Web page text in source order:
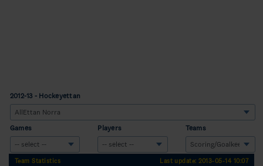
2012-13 - Hockeyettan
Games Players Teams
Team Statistics Last update: 2013-05-14 10:07